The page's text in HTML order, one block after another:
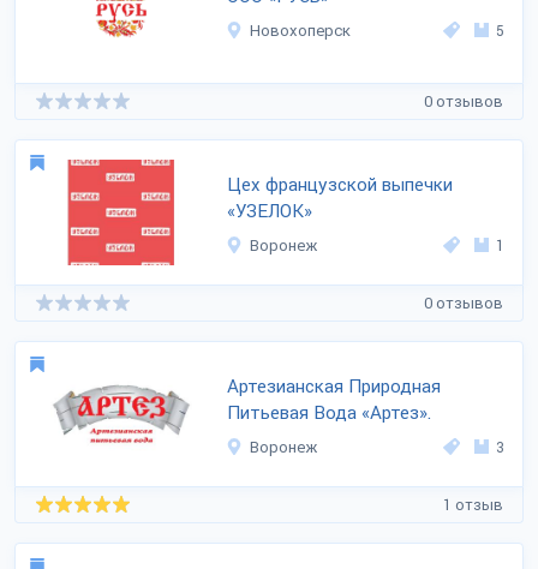
Новохоперск 5
0 отзывов
Цех французской выпечки
«УЗЕЛОК»
Воронеж 1
0 отзывов
Артезианская Природная
Питьевая Вода «Артез».
Воронеж 3
1 отзыв